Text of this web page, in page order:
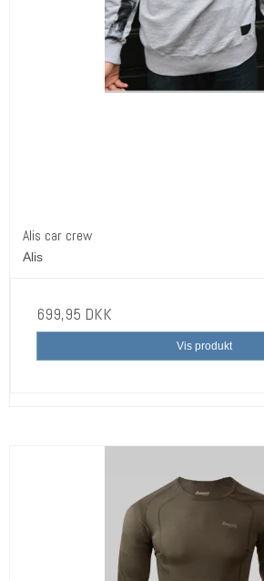
Alis car crew
Alis
699,95 DKK
Vis produkt